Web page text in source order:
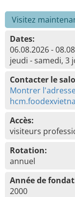
Visitez
Dates:
06.08.2026 -
jeudi - samedi, 3
Contacter le
Montrer
Accès:
visiteurs
Rotation:
annuel
Année de
2000